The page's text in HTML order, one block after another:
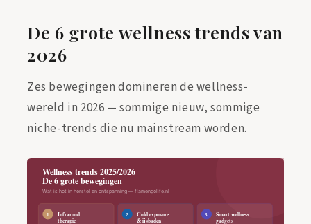
De 6 grote wellness trends van
2026
Zes bewegingen domineren de wellness-
wereld in 2026 — sommige nieuw, sommige
niche-trends die nu mainstream worden.